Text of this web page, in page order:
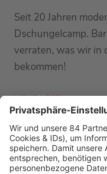
Seit 20 Jahren
Dschungelcamp.
verraten, was wir in
bekommen!
MEHR LESEN